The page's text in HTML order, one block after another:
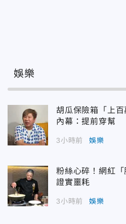
娛樂
胡瓜保險箱「上
內幕：提前穿幫
3小時前 娛樂
粉絲心碎！網紅
證實噩耗
3小時前 娛樂